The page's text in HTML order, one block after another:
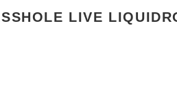
LIVE